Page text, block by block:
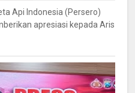
Api Indonesia (Persero)
apresiasi kepada Aris